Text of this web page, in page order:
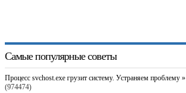
Самые популярные советы
Процесс svchost.exe грузит систему. Устраняем проблему »
(974474)